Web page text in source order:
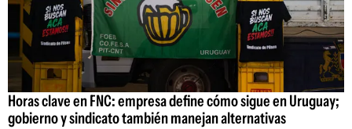
Horas clave en FNC: empresa define cómo sigue en Uruguay;
gobierno y sindicato también manejan alternativas